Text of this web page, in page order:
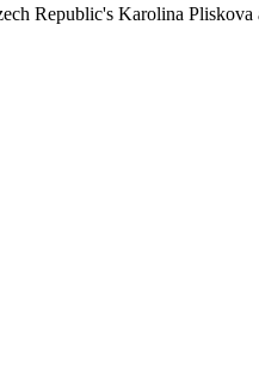
Republic's Karolina